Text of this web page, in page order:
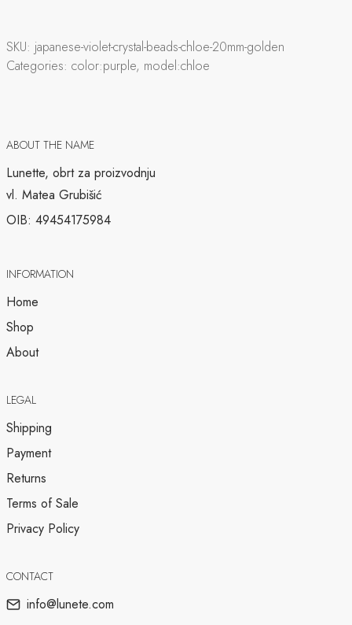
SKU: japanese-violet-crystal-beads-chloe-20mm-golden
Categories: color:purple, model:chloe
ABOUT THE NAME
Lunette, obrt za proizvodnju
vl. Matea Grubišić
OIB: 49454175984
INFORMATION
Home
Shop
About
LEGAL
Shipping
Payment
Returns
Terms of Sale
Privacy Policy
CONTACT
info@lunete.com